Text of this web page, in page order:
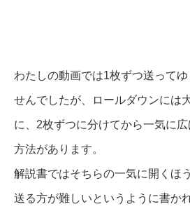
わたしの動画では1枚ずつ送って
せんでしたが、ロールダウンには
に、2枚ずつに分けてから一気に
方法があります。
解説書ではそちらの一気に開くほ
送る方が難しいというように書か